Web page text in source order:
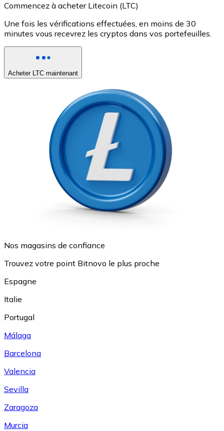
Commencez à acheter Litecoin (LTC)
Une fois les vérifications effectuées, en moins de 30
minutes vous recevrez les cryptos dans vos portefeuilles.
Acheter LTC maintenant
Nos magasins de confiance
Trouvez votre point Bitnovo le plus proche
Espagne
Italie
Portugal
Málaga
Barcelona
Valencia
Sevilla
Zaragoza
Murcia